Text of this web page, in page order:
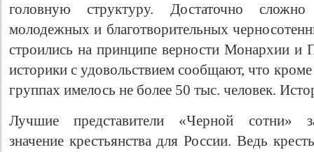
головную структуру. Достаточно
молодежных и благотворительных
строились на принципе верности Монархии
историки с удовольствием сообщают, что
группах имелось не более 50 тыс. человек.
Лучшие представители «Черной сотни»
значение крестьянства для России. Ведь